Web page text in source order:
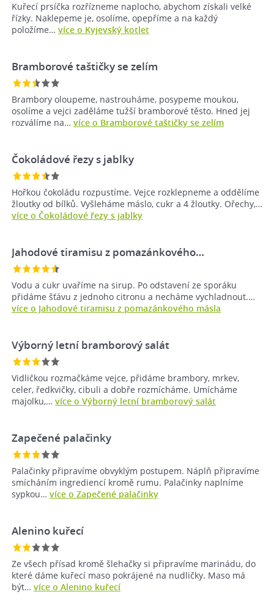
Kuřecí prsíčka rozřízneme naplocho, abychom získali velké
řízky. Naklepeme je, osolíme, opepříme a na každý
položíme… více o Kyjevský kotlet
Bramborové taštičky se zelím
Brambory oloupeme, nastrouháme, posypeme moukou,
osolíme a vejci zaděláme tužší bramborové těsto. Hned jej
rozválíme na… více o Bramborové taštičky se zelím
Čokoládové řezy s jablky
Hořkou čokoládu rozpustíme. Vejce rozklepneme a oddělíme
žloutky od bílků. Vyšleháme máslo, cukr a 4 žloutky. Ořechy,…
více o Čokoládové řezy s jablky
Jahodové tiramisu z pomazánkového…
Vodu a cukr uvaříme na sirup. Po odstavení ze sporáku
přidáme šťávu z jednoho citronu a necháme vychladnout.…
více o Jahodové tiramisu z pomazánkového másla
Výborný letní bramborový salát
Vidličkou rozmačkáme vejce, přidáme brambory, mrkev,
celer, ředkvičky, cibuli a dobře rozmícháme. Umícháme
majolku,… více o Výborný letní bramborový salát
Zapečené palačinky
Palačinky připravíme obvyklým postupem. Náplň připravíme
smícháním ingrediencí kromě rumu. Palačinky naplníme
sypkou… více o Zapečené palačinky
Alenino kuřecí
Ze všech přísad kromě šlehačky si připravíme marinádu, do
které dáme kuřecí maso pokrájené na nudličky. Maso má
být… více o Alenino kuřecí